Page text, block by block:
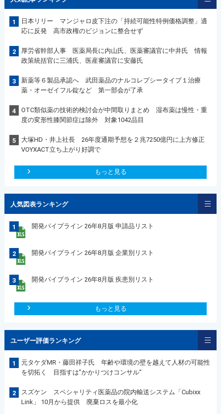
1
日本リリー マンジャロ皮下注の「持続可能性特例価格調整」適
応に反発 高市政権のビジョンに整合せず
2
厚労省幹部人事 医薬局長に内山氏、医薬審議官に中井氏 情報
政策統括官に三浦氏、医産審議官に安藤氏
3
新薬等６製品承認へ 武田薬品のナルコレプシータイプ１治療
薬・オーゼイフル錠など 第一部会が了承
4
OTC類似薬の技術的検討会が中間取りまとめ 湿布薬は慢性・重
度の変形性膝関節症は除外 対象1042品目
5
大塚HD・井上社長 26年度通期予想を２兆7250億円に上方修正
VOYXACT立ち上がり好調で
もっと見る
人気図表ランキング
1 開発パイプライン 26年8月版 申請品リスト
2 開発パイプライン 26年8月版 企業別リスト
3 開発パイプライン 26年8月版 疾患別リスト
もっと見る
ユーザー評価ランキング
1
元タケダMR・藤田祥子氏 年齢や環境の壁を越えて人材の可能性
を切拓く 目指すは”かかりつけコンサル“
2
スズケン スペシャリティ医薬品の院内輸送システム「Cubixx
Link」 10月から提供 廃棄ロスを最小化